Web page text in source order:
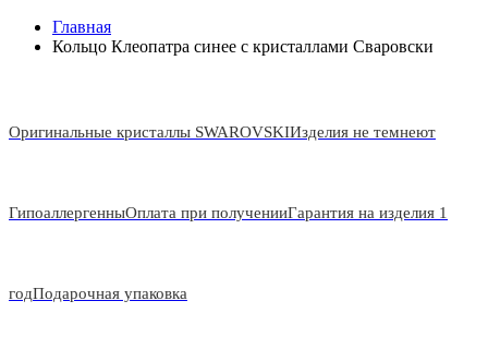
Главная
Кольцо Клеопатра синее с кристаллами Сваровски
Оригинальные кристаллы SWAROVSKIИзделия не темнеют
ГипоаллергенныОплата при полученииГарантия на изделия 1
годПодарочная упаковка